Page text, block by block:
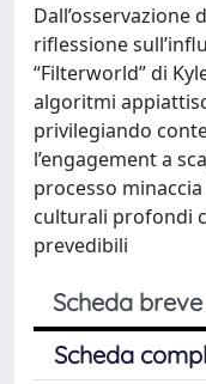
riflessione
“Filterworld” di
algoritmi
privilegiando
l’engagement a
processo
culturali profondi
prevedibili
Scheda breve
Scheda